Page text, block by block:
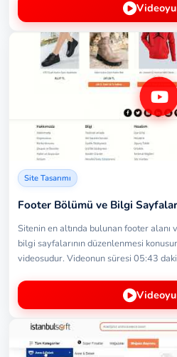
Site Tasarımı
Footer Bölümü ve Bilgi
Sitenin en altında bulunan footer
bilgi sayfalarının düzenlenmesi
videosudur. Videonun süresi 05:43